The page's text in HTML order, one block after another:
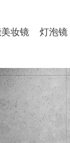
妆镜 灯泡镜